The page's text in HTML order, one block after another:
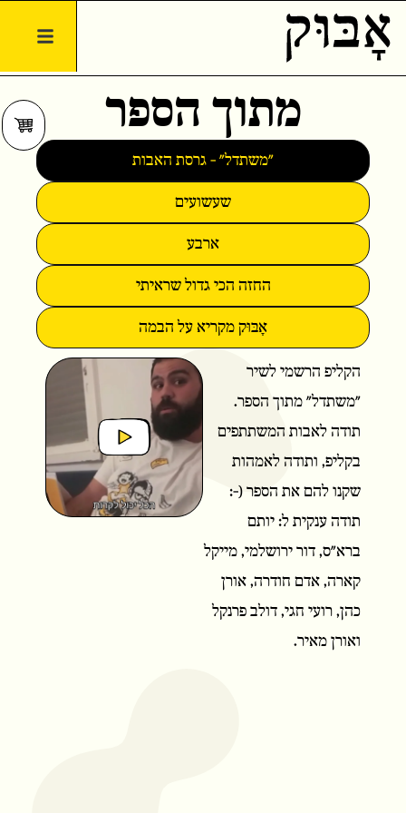
לתוכן
עגלת
קניות
מתוך הספר
"משתדל" - גרסת האבות
שעשועים
ארבע
החזה הכי גדול שראיתי
אָבּוּק מקריא על הבמה
הקליפ הרשמי לשיר
"משתדל" מתוך הספר.
תודה לאבות המשתתפים
בקליפ, ותודה לאמהות
שקנו להם את הספר (-:
תודה ענקית ל: יותם
ברא"ס, דור ירושלמי, מייקל
קארה, אדם חודרה, אורן
כהן, רועי חגי, דולב פרנקל
ואורן מאיר.
P
l
a